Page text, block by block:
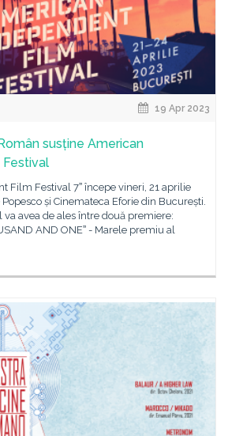
19 Apr 2023
susține American
Film Festival 7ˮ începe vineri, 21 aprilie
și Cinemateca Eforie din București.
avea de ales între două premiere:
AND ONEˮ - Marele premiu al